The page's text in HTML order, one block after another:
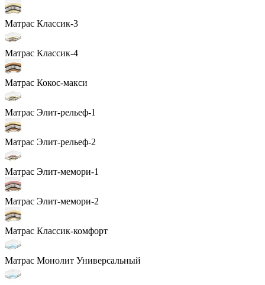
Матрас Классик-3
Матрас Классик-4
Матрас Кокос-макси
Матрас Элит-рельеф-1
Матрас Элит-рельеф-2
Матрас Элит-мемори-1
Матрас Элит-мемори-2
Матрас Классик-комфорт
Матрас Монолит Универсальный